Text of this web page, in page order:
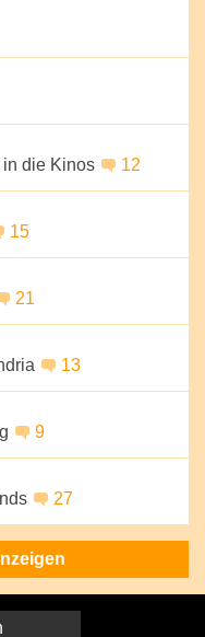
die Kinos
12
15
21
13
9
27